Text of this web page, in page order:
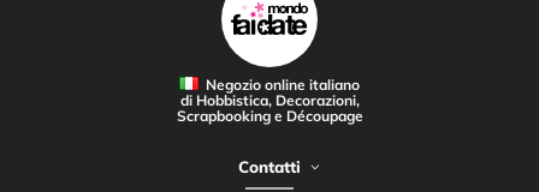
Negozio online italiano
di Hobbistica, Decorazioni,
Scrapbooking e Découpage
Contatti